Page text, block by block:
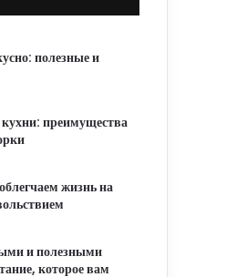
полезные и
кухни: преимущества
жизнь на
и полезными
которое вам